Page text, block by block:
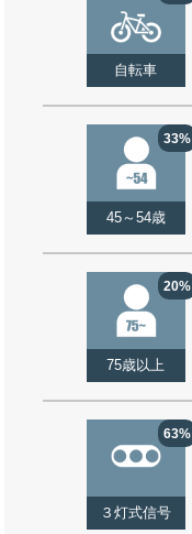
自転車
33%
45～54歳
20%
75歳以上
63%
３灯式信号